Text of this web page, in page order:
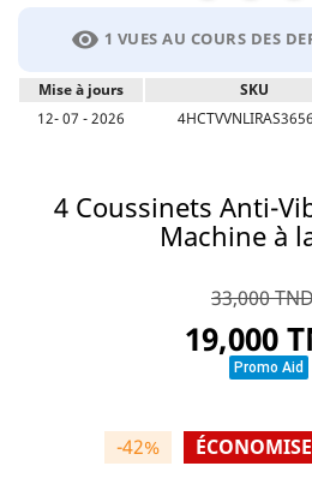
visibility 1 VUES AU COURS DES
Mise à jours SKU
12- 07 - 2026
4 Coussinets Anti-
Machine à
33,000
19,000
Promo Aid
-42%